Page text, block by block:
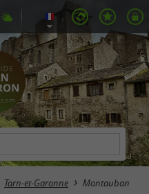
Tarn-et-Garonne Montauban